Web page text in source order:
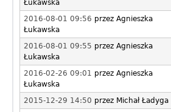
Łukawska
2016-08-01 09:56 przez Agnieszka
Łukawska
2016-08-01 09:55 przez Agnieszka
Łukawska
2016-02-26 09:01 przez Agnieszka
Łukawska
2015-12-29 14:50 przez Michał Ładyga